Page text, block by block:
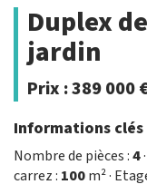
Duplex
jardin
Prix :389 000
Informations clés
Nombre de pièces :4
carrez : 100m² ·